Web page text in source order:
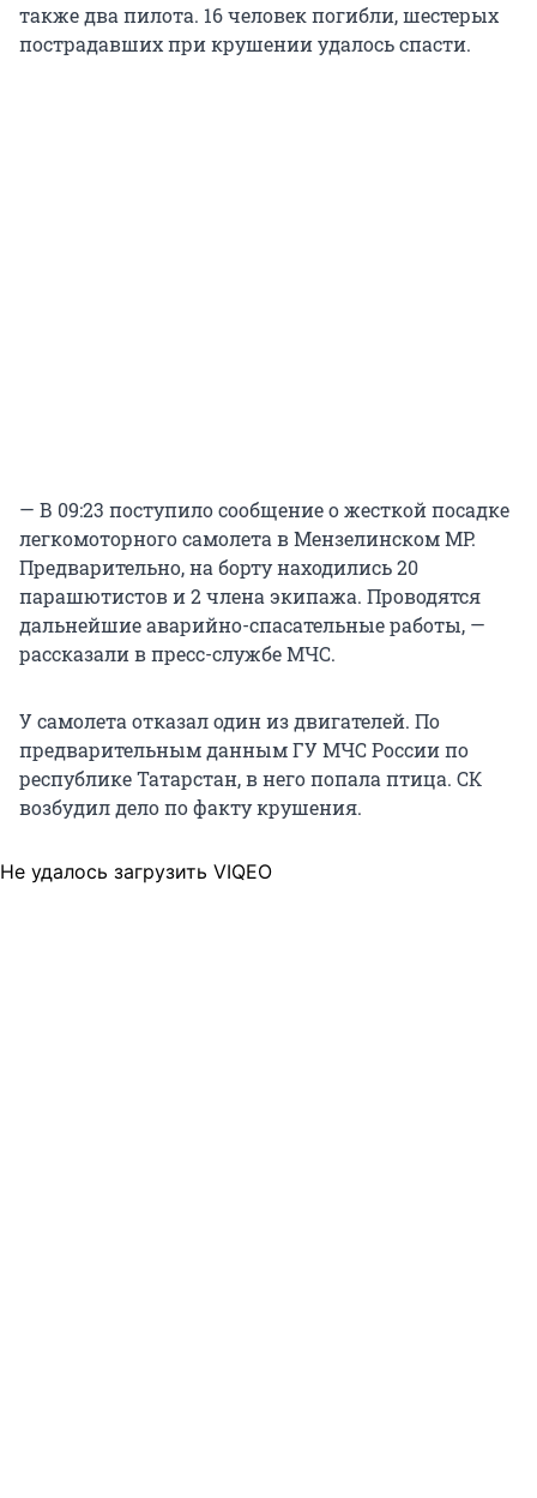
также два пилота. 16 человек погибли, шестерых
пострадавших при крушении удалось спасти.
— В 09:23 поступило сообщение о жесткой посадке
легкомоторного самолета в Мензелинском МР.
Предварительно, на борту находились 20
парашютистов и 2 члена экипажа. Проводятся
дальнейшие аварийно-спасательные работы, —
рассказали в пресс-службе МЧС.
У самолета отказал один из двигателей. По
предварительным данным ГУ МЧС России по
республике Татарстан, в него попала птица. СК
возбудил дело по факту крушения.
Не удалось загрузить VIQEO